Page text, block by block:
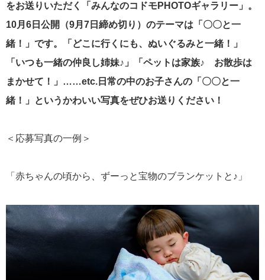
をお送りいただく「みんなのコドモPHOTOギャラリー」。
10月6日公開（9月7日締め切り）のテーマは「〇〇と一
緒！」です。「どこに行くにも、ぬいぐるみと一緒！」
「いつも一緒の仲良し姉妹♪」「ペットは家族♪ お散歩は
まかせて！」……etc.日常の中のお子さんの「〇〇と一
緒！」というかわいい写真をぜひお送りください！
＜応募写真の一例＞
「赤ちゃんの頃から、ずーっと宝物のブランケットと♪」